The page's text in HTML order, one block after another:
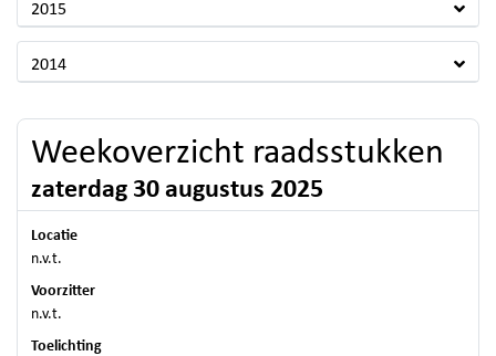
2015
2014
Weekoverzicht raadsstukken
zaterdag 30 augustus 2025
Locatie
n.v.t.
Voorzitter
n.v.t.
Toelichting